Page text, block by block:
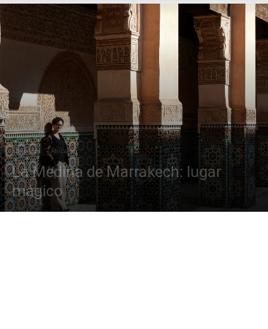
Destinos África
La Medina de Marrakech: lugar
mágico